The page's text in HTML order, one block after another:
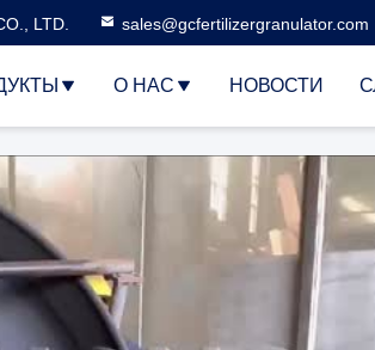
LTD. sales@gcfertilizergranulator.com
О НАС НОВОСТИ